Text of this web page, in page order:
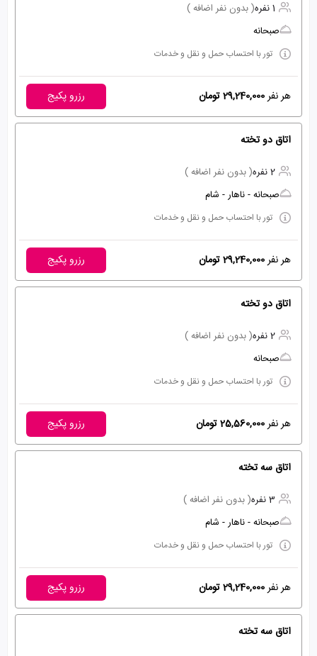
1 نفره
( بدون نفر اضافه )
صبحانه
تور با احتساب حمل و نقل و خدمات
هر نفر29,240,000 تومان رزرو پکیج
اتاق دو تخته
2 نفره
( بدون نفر اضافه )
صبحانه - ناهار - شام
تور با احتساب حمل و نقل و خدمات
هر نفر29,240,000 تومان رزرو پکیج
اتاق دو تخته
2 نفره
( بدون نفر اضافه )
صبحانه
تور با احتساب حمل و نقل و خدمات
هر نفر25,560,000 تومان رزرو پکیج
اتاق سه تخته
3 نفره
( بدون نفر اضافه )
صبحانه - ناهار - شام
تور با احتساب حمل و نقل و خدمات
هر نفر29,240,000 تومان رزرو پکیج
اتاق سه تخته